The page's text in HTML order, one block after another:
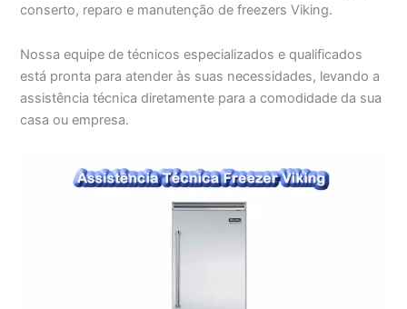
conserto, reparo e manutenção de freezers Viking.
Nossa equipe de técnicos especializados e qualificados
está pronta para atender às suas necessidades, levando a
assistência técnica diretamente para a comodidade da sua
casa ou empresa.